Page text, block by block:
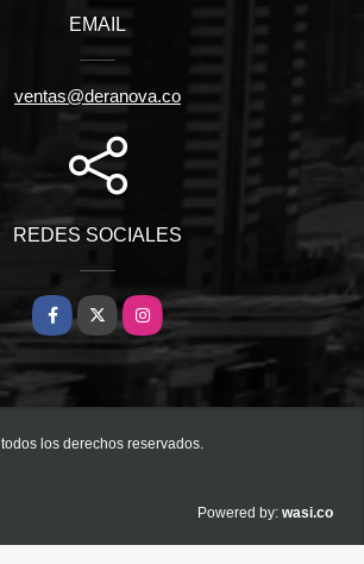
EMAIL
ventas@deranova.co
REDES SOCIALES
Facebook
X Instagram
, todos los derechos reservados.
Powered by: wasi.co